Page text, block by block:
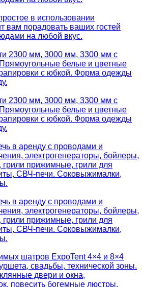
в использовании
вам порадовать ваших гостей
на любой вкус.
2300 мм, 3000 мм, 3300 мм с
белые и цветные
с юбкой. Форма одежды
2300 мм, 3000 мм, 3300 мм с
белые и цветные
с юбкой. Форма одежды
в аренду с проводами и
электрогенераторы, бойлеры,
прижимные, грили для
СВЧ-печи. Соковыжималки,
в аренду с проводами и
электрогенераторы, бойлеры,
прижимные, грили для
СВЧ-печи. Соковыжималки,
шатров ExpoTent 4×4 и 8×4
свадьбы, технической зоны.
двери и окна,
повесить богемные люстры.